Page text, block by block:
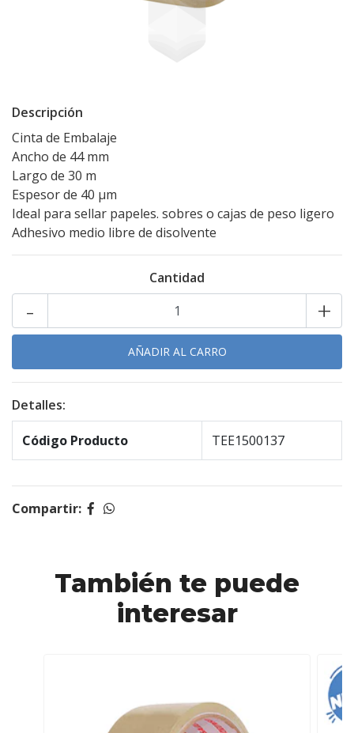
Descripción
Cinta de Embalaje
Ancho de 44 mm
Largo de 30 m
Espesor de 40 µm
Ideal para sellar papeles. sobres o cajas de peso ligero
Adhesivo medio libre de disolvente
Cantidad
+
-
Detalles:
Código Producto TEE1500137
Compartir:
También te puede
interesar